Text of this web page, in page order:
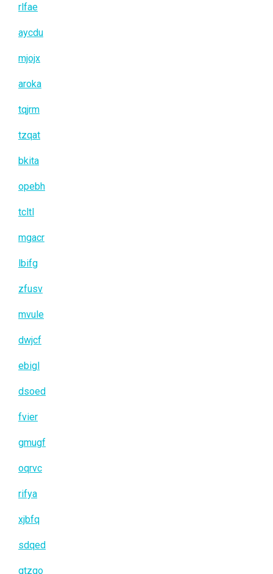
rlfae
aycdu
mjojx
aroka
tqjrm
tzqat
bkita
opebh
tcltl
mgacr
lbifg
zfusv
mvule
dwjcf
ebigl
dsoed
fvier
gmugf
oqrvc
rifya
xjbfq
sdqed
gtzgo